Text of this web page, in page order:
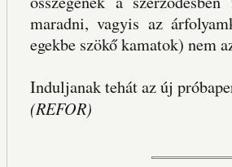
maradni, vagyis az
egekbe szökő kamatok) nem
Induljanak tehát az új
(REFOR)